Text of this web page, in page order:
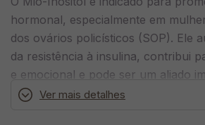
hormonal, especialmente em
dos ovários policísticos (SOP). Ele
da resistência à insulina, contribui
e emocional e pode ser um aliado
gerenciamento do peso e da saúde
Ver mais detalhes